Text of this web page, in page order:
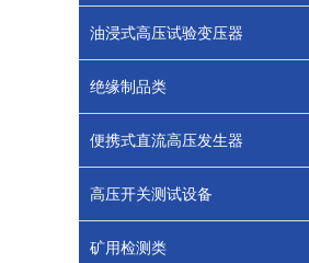
油浸式高压试验变压器
绝缘制品类
便携式直流高压发生器
高压开关测试设备
矿用检测类